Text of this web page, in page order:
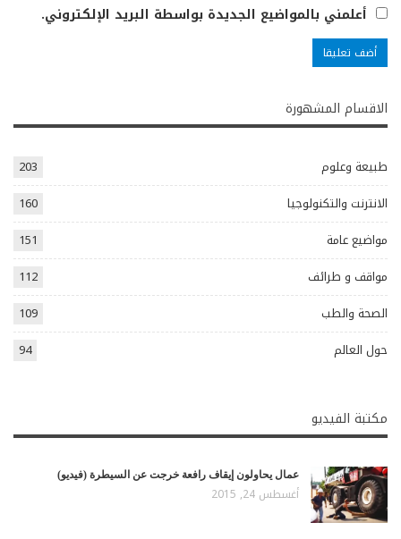
أعلمني بالمواضيع الجديدة بواسطة البريد الإلكتروني.
الاقسام المشهورة
طبيعة وعلوم
203
الانترنت والتكنولوجيا
160
مواضيع عامة
151
مواقف و طرائف
112
الصحة والطب
109
حول العالم
94
مكتبة الفيديو
عمال يحاولون إيقاف رافعة خرجت عن السيطرة (فيديو)
أغسطس 24, 2015